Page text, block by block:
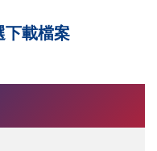
下載檔案